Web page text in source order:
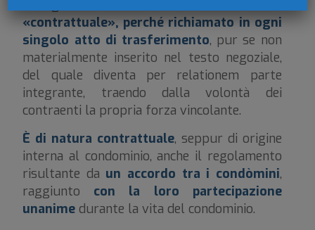
«contrattuale», perché richiamato in ogni
singolo atto di trasferimento, pur se non
materialmente inserito nel testo negoziale,
del quale diventa per relationem parte
integrante, traendo dalla volontà dei
contraenti la propria forza vincolante.
È di natura contrattuale, seppur di origine
interna al condominio, anche il regolamento
risultante da un accordo tra i condòmini,
raggiunto con la loro partecipazione
unanime durante la vita del condominio.